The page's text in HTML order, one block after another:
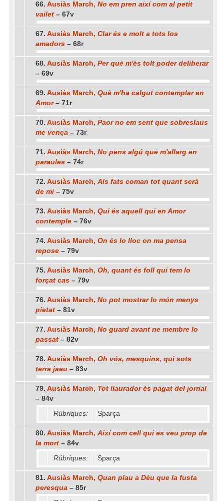
66. Ausiàs March, No em pren així com al petit
vailet – 67v
67. Ausiàs March, Clar és e molt a tots los
amadors – 68r
68. Ausiàs March, Per què m'és tolt poder deliberar
– 69v
69. Ausiàs March, Què m'ha calgut contemplar en
Amor– 71r
70. Ausiàs March, Paor no em sent que sobreslaus
me vença – 73r
71. Ausiàs March, No pens algú que m'allarg en
paraules – 74r
72. Ausiàs March, Als fats coman tot quant serà
de mi – 75v
73. Ausiàs March, Qui és aquell qui en Amor
contemple – 76v
74. Ausiàs March, On és lo lloc on ma pensa
repose – 79v
75. Ausiàs March, Oh, quant és foll qui tem lo
forçat cas – 79v
76. Ausiàs March, No pot mostrar lo món menys
pietat – 81v
77. Ausiàs March, No guard avant ne membre lo
passat – 82v
78. Ausiàs March, Oh vós, mesquins, qui sots
terra jaeu – 83v
79. Ausiàs March, Tot llaurador és pagat del jornal
– 84v
Rúbriques:
Sparça
80. Ausiàs March, Així com cell qui es veu prop de
la mort – 84v
Rúbriques:
Sparça
81. Ausiàs March, Quan plau a Déu que la fusta
peresqua – 85r